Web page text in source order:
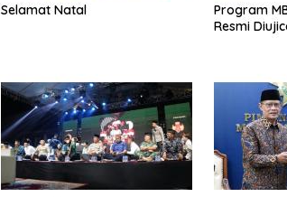
Selamat Natal
Program
Resmi